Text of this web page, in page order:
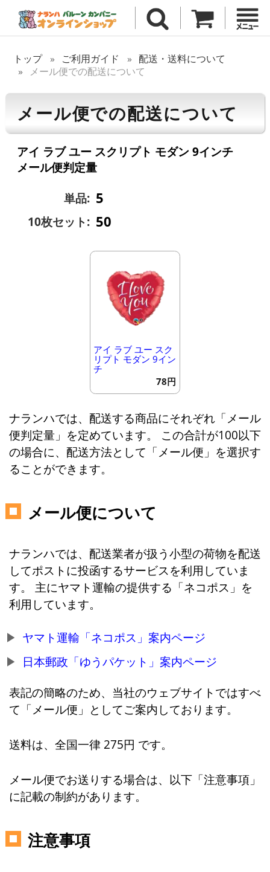
トップ ご利用ガイド
配送・送料について
メール便での配送について
メール便での配送について
アイ ラブ ユー スクリプト モダン 9インチ
メール便判定量
単品: 5
10枚セット: 50
アイ ラブ ユー スク
リプト モダン 9イン
チ
78円
ナランハでは、配送する商品にそれぞれ「メール
便判定量」を定めています。 この合計が100以下
の場合に、配送方法として「メール便」を選択す
ることができます。
メール便について
ナランハでは、配送業者が扱う小型の荷物を配送
してポストに投函するサービスを利用していま
す。 主にヤマト運輸の提供する「ネコポス」を
利用しています。
ヤマト運輸「ネコポス」案内ページ
日本郵政「ゆうパケット」案内ページ
表記の簡略のため、当社のウェブサイトではすべ
て「メール便」としてご案内しております。
送料は、全国一律 275円 です。
メール便でお送りする場合は、以下「注意事項」
に記載の制約があります。
注意事項